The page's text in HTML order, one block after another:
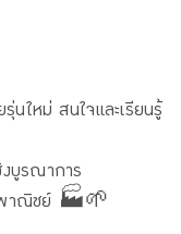
นใหม่ สนใจและเรียนรู้
บูรณาการ
พาณิชย์ 🏭🌱